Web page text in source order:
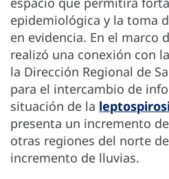
epidemiológica y la toma
en evidencia. En el marco
realizó una conexión con
la Dirección Regional de
para el intercambio de
situación de la
presenta un incremento
otras regiones del norte
incremento de lluvias.